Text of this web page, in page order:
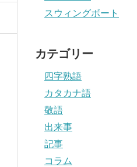
スウィングボート
カテゴリー
四字熟語
カタカナ語
敬語
出来事
記事
コラム